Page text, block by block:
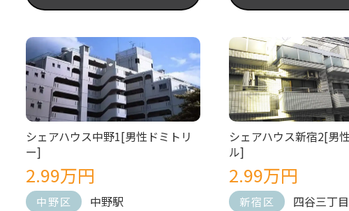
シェアハウス中野1[男性ドミトリ
ー]
2.99万円
中野区 中野駅
シェアハウス新宿2[男
ル]
2.99万円
新宿区 四谷三丁